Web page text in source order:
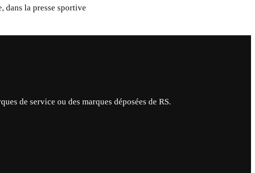
dans la presse sportive
de service ou des marques déposées de RS.